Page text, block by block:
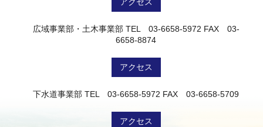
アクセス
広域事業部・土木事業部TEL 03-6658-5972 FAX 03-
6658-8874
アクセス
下水道事業部 TEL 03-6658-5972 FAX 03-6658-5709
アクセス